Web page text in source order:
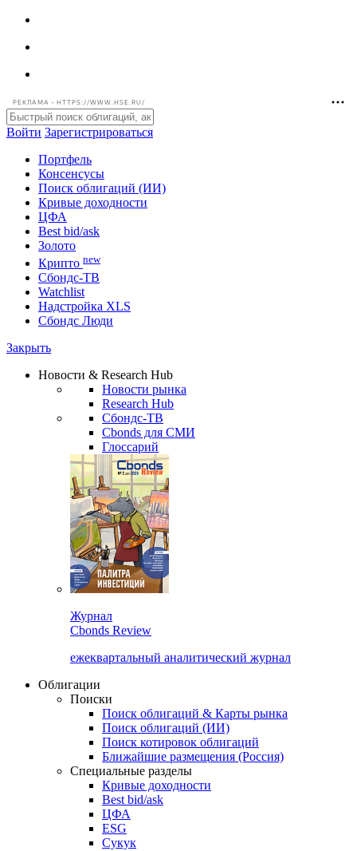
РЕКЛАМА • HTTPS://WWW.HSE.RU/
Войти Зарегистрироваться
Портфель
Консенсусы
Поиск облигаций (ИИ)
Кривые доходности
ЦФА
Best bid/ask
Золото
Крипто new
Watchlist
Сбондс Люди
Новости & Research Hub
Новости рынка
Research Hub
Сбондс-ТВ
Cbonds для СМИ
Глоссарий
Cbonds Review
ежеквартальный аналитический журнал
Облигации
Поиски
Поиск облигаций & Карты рынка
Поиск облигаций (ИИ)
Поиск котировок облигаций
Ближайшие размещения (Россия)
Специальные разделы
Кривые доходности